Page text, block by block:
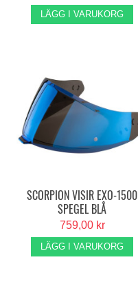
LÄGG I VARUKORG
SCORPION VISIR EXO-1500
SPEGEL BLÅ
759,00 kr
LÄGG I VARUKORG